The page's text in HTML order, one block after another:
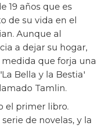
de fondo de
místicos y cielos
guapas. Un
viral de este
and Roses' de
2015 sigue a Feyre,
años que es
de su vida en el